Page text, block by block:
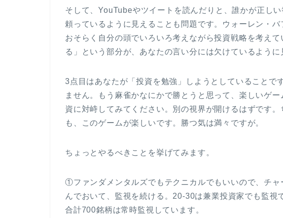
そして、YouTubeやツイートを読んだりと、誰かが正し
頼っているように見えることも問題です。ウォーレン・バ
おそらく自分の頭でいろいろ考えながら投資戦略を考えて
る」という部分が、あなたの言い分には欠けているように
3点目はあなたが「投資を勉強」しようとしていることで
ません。もう麻雀かなにかで勝とうと思って、楽しいゲ
資に対峙してみてください。別の視界が開けるはずです
も、このゲームが楽しいです。勝つ気は満々ですが。
ちょっとやるべきことを挙げてみます。
①ファンダメンタルズでもテクニカルでもいいので、チャ
んでおいて、監視を続ける。20-30は兼業投資家でも監視
合計700銘柄は常時監視しています。